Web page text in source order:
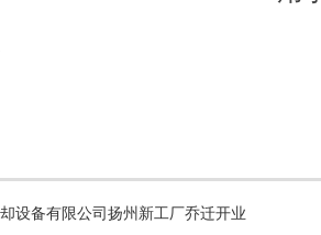
设备有限公司扬州新工厂乔迁开业